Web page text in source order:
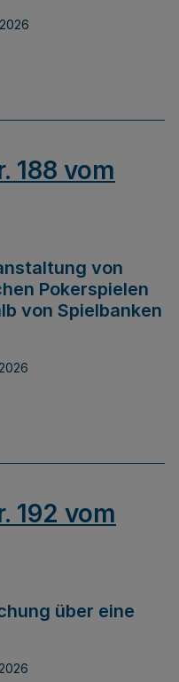
188 vom
von
Pokerspielen
von Spielbanken
192 vom
über eine